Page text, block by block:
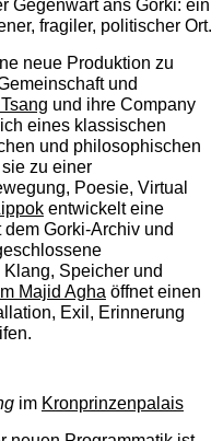
Gegenwart ans Gorki: ein
fragiler, politischer Ort.
neue Produktion zu
und
und ihre Company
eines klassischen
und philosophischen
zu einer
Poesie, Virtual
entwickelt eine
Gorki-Archiv und
Speicher und
Majid Aghaöffnet einen
Exil, Erinnerung
im Kronprinzenpalais